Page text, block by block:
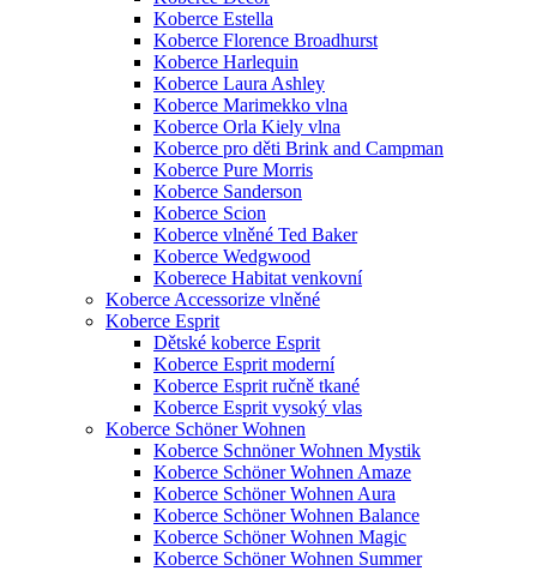
Koberce Estella
Koberce Florence Broadhurst
Koberce Harlequin
Koberce Laura Ashley
Koberce Marimekko vlna
Koberce Orla Kiely vlna
Koberce pro děti Brink and Campman
Koberce Pure Morris
Koberce Sanderson
Koberce Scion
Koberce vlněné Ted Baker
Koberce Wedgwood
Koberece Habitat venkovní
Koberce Accessorize vlněné
Koberce Esprit
Dětské koberce Esprit
Koberce Esprit moderní
Koberce Esprit ručně tkané
Koberce Esprit vysoký vlas
Koberce Schöner Wohnen
Koberce Schnöner Wohnen Mystik
Koberce Schöner Wohnen Amaze
Koberce Schöner Wohnen Aura
Koberce Schöner Wohnen Balance
Koberce Schöner Wohnen Magic
Koberce Schöner Wohnen Summer